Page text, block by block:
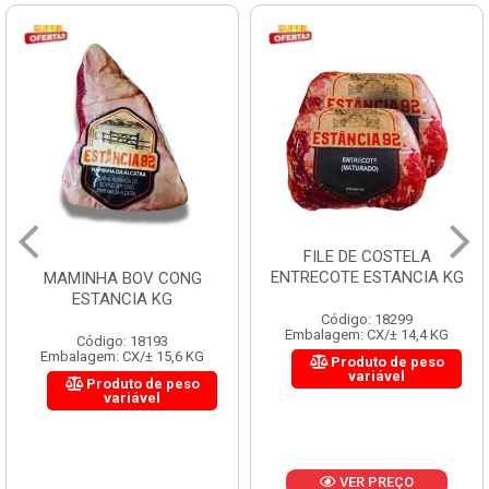
MAMINHA BOV CONG
ESTANCIA KG
Código: 18193
Embalagem: CX/± 15,6 KG
Produto de peso
variável
FILE DE COSTELA
ENTRECOTE ESTANCIA KG
Código: 18299
Embalagem: CX/± 14,4 KG
Produto de peso
variável
VER PREÇO